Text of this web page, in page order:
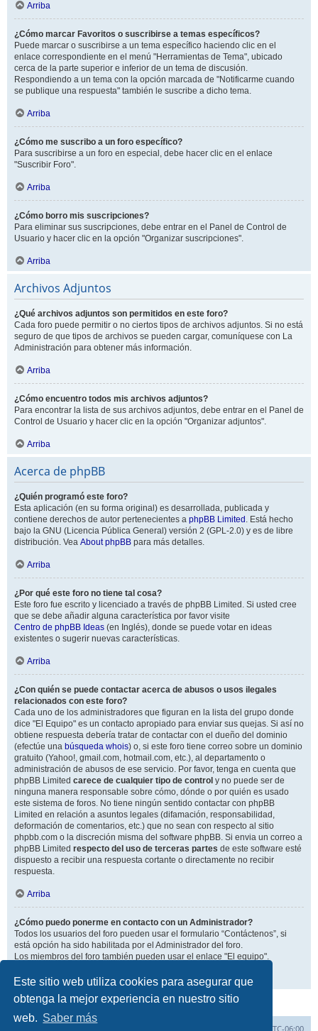
Este sitio web utiliza cookies para asegurar que
obtenga la mejor experiencia en nuestro sitio
web. Saber más
Arriba
¿Cómo marcar Favoritos o suscribirse a temas específicos?
Puede marcar o suscribirse a un tema específico haciendo clic en el
enlace correspondiente en el menú "Herramientas de Tema", ubicado
cerca de la parte superior e inferior de un tema de discusión.
Respondiendo a un tema con la opción marcada de "Notificarme cuando
se publique una respuesta" también le suscribe a dicho tema.
Arriba
¿Cómo me suscribo a un foro específico?
Para suscribirse a un foro en especial, debe hacer clic en el enlace
"Suscribir Foro".
Arriba
¿Cómo borro mis suscripciones?
Para eliminar sus suscripciones, debe entrar en el Panel de Control de
Usuario y hacer clic en la opción "Organizar suscripciones".
Arriba
Archivos Adjuntos
¿Qué archivos adjuntos son permitidos en este foro?
Cada foro puede permitir o no ciertos tipos de archivos adjuntos. Si no está
seguro de que tipos de archivos se pueden cargar, comuníquese con La
Administración para obtener más información.
Arriba
¿Cómo encuentro todos mis archivos adjuntos?
Para encontrar la lista de sus archivos adjuntos, debe entrar en el Panel de
Control de Usuario y hacer clic en la opción "Organizar adjuntos".
Arriba
Acerca de phpBB
¿Quién programó este foro?
Esta aplicación (en su forma original) es desarrollada, publicada y
contiene derechos de autor pertenecientes a phpBB Limited . Está hecho
bajo la GNU (Licencia Pública General) versión 2 (GPL-2.0) y es de libre
distribución. Vea About phpBB para más detalles.
Arriba
¿Por qué este foro no tiene tal cosa?
Este foro fue escrito y licenciado a través de phpBB Limited. Si usted cree
que se debe añadir alguna característica por favor visite
Centro de phpBB Ideas (en Inglés), donde se puede votar en ideas
existentes o sugerir nuevas características.
Arriba
¿Con quién se puede contactar acerca de abusos o usos ilegales
relacionados con este foro?
Cada uno de los administradores que figuran en la lista del grupo donde
dice "El Equipo" es un contacto apropiado para enviar sus quejas. Si así no
obtiene respuesta debería tratar de contactar con el dueño del dominio
(efectúe una búsqueda whois) o, si este foro tiene correo sobre un dominio
gratuito (Yahoo!, gmail.com, hotmail.com, etc.), al departamento o
administración de abusos de ese servicio. Por favor, tenga en cuenta que
phpBB Limited carece de cualquier tipo de control y no puede ser de
ninguna manera responsable sobre cómo, dónde o por quién es usado
este sistema de foros. No tiene ningún sentido contactar con phpBB
Limited en relación a asuntos legales (difamación, responsabilidad,
deformación de comentarios, etc.) que no sean con respecto al sitio
phpbb.com o la discreción misma del software phpBB. Si envia un correo a
phpBB Limited respecto del uso de terceras partes de este software esté
dispuesto a recibir una respuesta cortante o directamente no recibir
respuesta.
Arriba
¿Cómo puedo ponerme en contacto con un Administrador?
Todos los usuarios del foro pueden usar el formulario “Contáctenos”, si
está opción ha sido habilitada por el Administrador del foro.
Los miembros del foro también pueden usar el enlace "El equipo".
Arriba
UTC-06:00